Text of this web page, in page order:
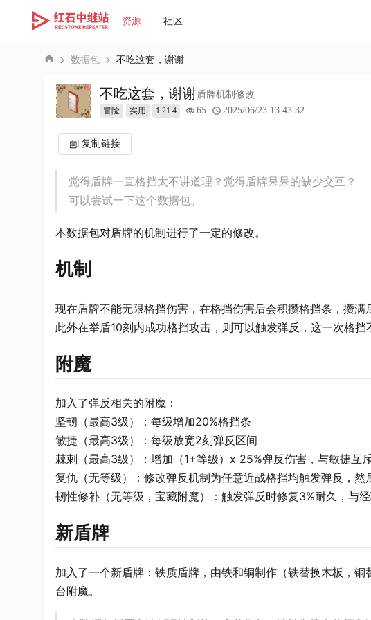
资源 社区
数据包 不吃这套，谢谢
不吃这套，谢谢盾牌机制修改
冒险 实用 1.21.4 65 2025/06/23 13:43:32
复制链接
觉得盾牌一直格挡太不讲道理？觉得盾牌呆呆的缺少交互？
可以尝试一下这个数据包。
本数据包对盾牌的机制进行了一定的修改。
机制
现在盾牌不能无限格挡伤害，在格挡伤害后会积攒格挡条，攒满
此外在举盾10刻内成功格挡攻击，则可以触发弹反，这一次格
附魔
加入了弹反相关的附魔：
坚韧（最高3级）：每级增加20%格挡条
敏捷（最高3级）：每级放宽2刻弹反区间
棘刺（最高3级）：增加（1+等级）x 25%弹反伤害，与敏捷互
复仇（无等级）：修改弹反机制为任意近战格挡均触发弹反，然
韧性修补（无等级，宝藏附魔）：触发弹反时修复3%耐久，与经
新盾牌
加入了一个新盾牌：铁质盾牌，由铁和铜制作（铁替换木板，
台附魔。